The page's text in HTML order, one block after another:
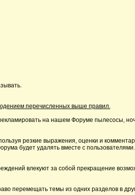
перечисленных выше правил.
на нашем Форуме пылесосы,
резкие выражения, оценки и
будет удалять вместе с
влекуют за собой прекращение
перемещать темы из одних разделов в